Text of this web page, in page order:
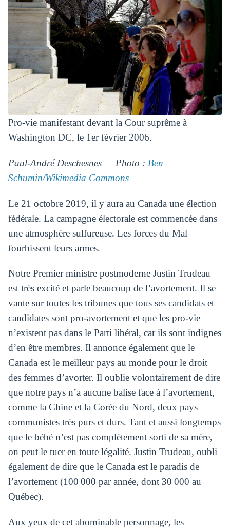
Pro-vie manifestant devant la Cour suprême à
Washington DC, le 1er février 2006.
Paul-André Deschesnes — Photo : Ben
Schumin/Wikimedia Commons
Le 21 octobre 2019, il y aura au Canada une élection
fédérale. La campagne électorale est commencée dans
une atmosphère sulfureuse. Les forces du Mal
fourbissent leurs armes.
Notre Premier ministre postmoderne Justin Trudeau
est très excité et parle beaucoup de l’avortement. Il se
vante sur toutes les tribunes que tous ses candidats et
candidates sont pro-avortement et que les pro-vie
n’existent pas dans le Parti libéral, car ils sont indignes
d’en être membres. Il annonce également que le
Canada est le meilleur pays au monde pour le droit
des femmes d’avorter. Il oublie volontairement de dire
que notre pays n’a aucune balise face à l’avortement,
comme la Chine et la Corée du Nord, deux pays
communistes très purs et durs. Tant et aussi longtemps
que le bébé n’est pas complètement sorti de sa mère,
on peut le tuer en toute légalité. Justin Trudeau, oubli
également de dire que le Canada est le paradis de
l’avortement (100 000 par année, dont 30 000 au
Québec).
Aux yeux de cet abominable personnage, les